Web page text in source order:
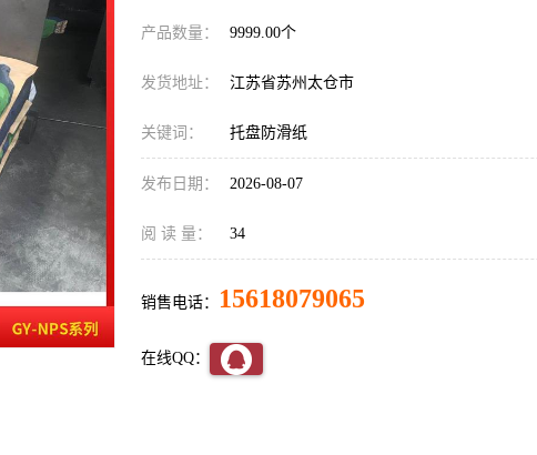
产品数量： 9999.00个
发货地址： 江苏省苏州太仓市
关键词： 托盘防滑纸
发布日期： 2026-08-07
阅 读 量： 34
销售电话： 15618079065
在线QQ：